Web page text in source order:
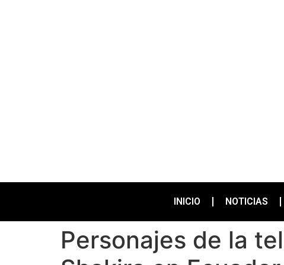
INICIO NOTICIAS
Personajes de la